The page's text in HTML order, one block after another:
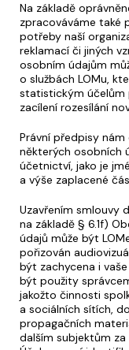
Na základě
zpracováváme také
potřeby naší
reklamací či jiných
osobním údajům
o službách LOMu,
statistickým účelům
zacílení rozesílání
Právní předpisy
některých osobních
účetnictví, jako je
a výše zaplacené
Uzavřením smlouvy
na základě § 6.1f)
údajů může být
pořizován
být zachycena i
být použity
jakožto činnosti
a sociálních sítích,
propagačních
dalším subjektům